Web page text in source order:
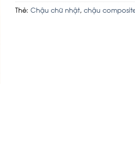
Thẻ: Chậu chữ nhật, chậu